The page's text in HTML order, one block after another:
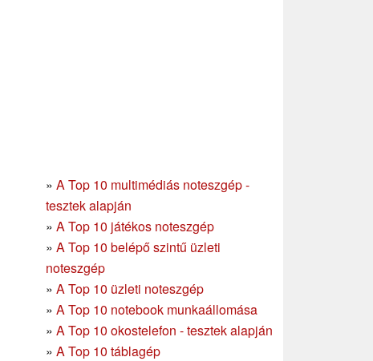
» A Top 10 multimédiás noteszgép -
tesztek alapján
» A Top 10 játékos noteszgép
» A Top 10 belépő szintű üzleti
noteszgép
» A Top 10 üzleti noteszgép
» A Top 10 notebook munkaállomása
» A Top 10 okostelefon - tesztek alapján
» A Top 10 táblagép